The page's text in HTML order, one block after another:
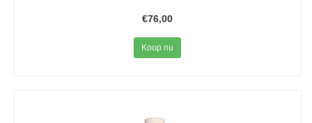
€76,00
Koop nu